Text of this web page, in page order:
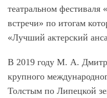
театральном фестиваля
встречи» по итогам
«Лучший актерский
В 2019 году М. А.
крупного
Толстым по Липецкой